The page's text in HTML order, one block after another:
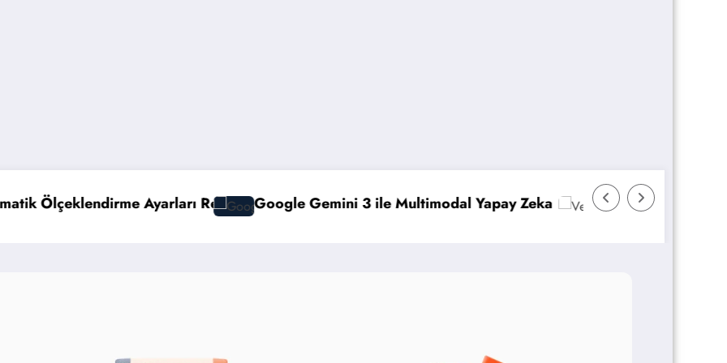
RehberiGoogle Gemini 3 ile Multimodal Yapay Zeka Veeam Backup & Replication: İmmutability ve